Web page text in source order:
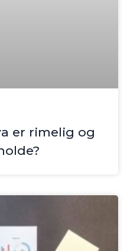
er rimelig og